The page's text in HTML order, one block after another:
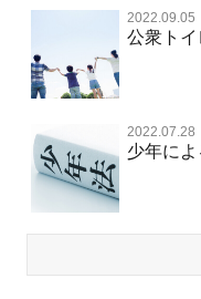
公務執行
自転車事故
銃刀法違反
風営法・
児童虐待
事件のことを秘密に
被害届・告訴・告発さ
公務執行妨害罪
逮捕・監禁
暴行・傷害
略取・誘拐・人身売
不同意わいせつ（旧
公然わいせつ罪，
児童ポルノ リベン
痴漢
盗撮，のぞき行為
窃盗罪
知的財産と刑事事件
恐喝
盗品売買・譲り受け
覚せい剤
危険ドラッグ
大麻
麻薬及び向精神薬
交通違反・交通事故
交通事故 交通違反
自転車事故
人身事故・死亡事故
無免許運転
その他 TOP
児童虐待・保護責
住居侵入等
銃刀法違反
ストーカー事件
司法取引・刑事免責
取調べの注意点
少年事件の手続と特
少年事件の処分
被害届・告訴・告発
2022.09.05
公衆ト
2022.07.28
少年に